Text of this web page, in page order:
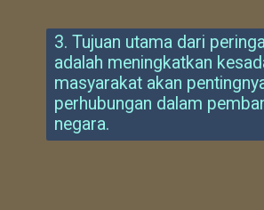
3. Tujuan utama dari
adalah meningkatkan
masyarakat akan
perhubungan dalam
negara.